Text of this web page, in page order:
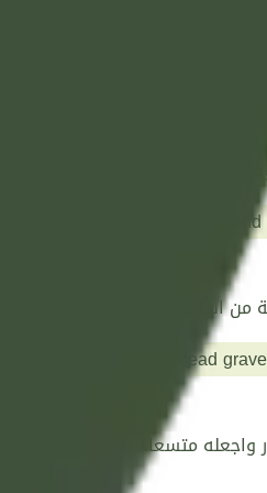
وبيتا خيرا من بيته.
forgive the dead and mercy
عن سيئاته.
dead a garden of paradise
الجنة ولا تجعله حفرة من النار.
Oh God, fill the dead
واجعله متسعا.